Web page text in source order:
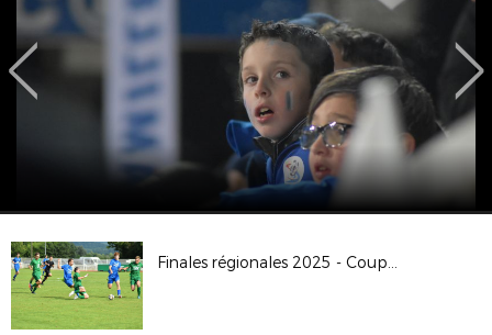
Finales régionales 2025 - Coupe Crédit Agricole U18G